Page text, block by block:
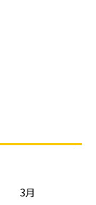
3月